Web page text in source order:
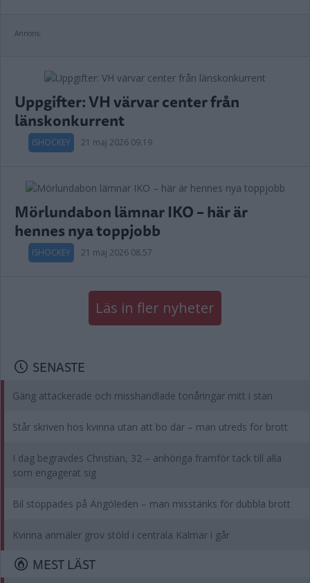
Annons:
Uppgifter: VH värvar center från
länskonkurrent
ISHOCKEY 21 maj 2026 09.19
Mörlundabon lämnar IKO – här är
hennes nya toppjobb
ISHOCKEY 21 maj 2026 08.57
Läs in fler nyheter
SENASTE
Gäng attackerade och misshandlade tonåringar mitt i stan
Står skriven hos kvinna utan att bo där – man utreds för brott
I dag begravdes Christian, 32 – anhöriga framför tack till alla
som engagerat sig
Bil stoppades på Ängöleden – man misstänks för dubbla brott
Kvinna anmäler grov stöld i centrala Kalmar i går
MEST LÄST